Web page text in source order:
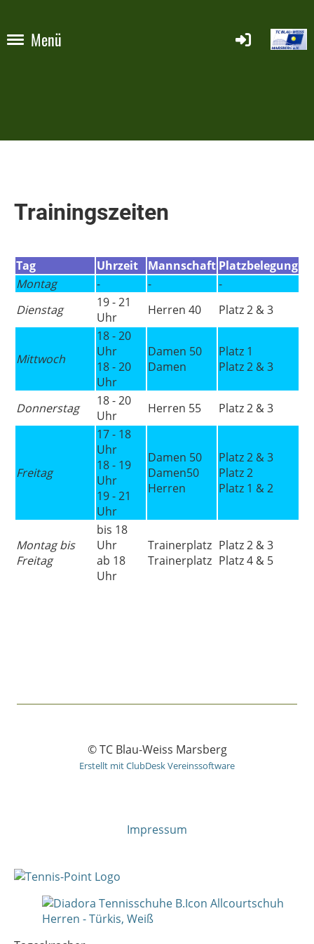
Menü
Trainingszeiten
Tag Uhrzeit Mannschaft Platzbelegung
Montag
- -
-
Dienstag
19 - 21
Uhr
Herren 40 Platz 2 & 3
Mittwoch
18 - 20
Uhr
18 - 20
Uhr
Damen 50
Damen
Platz 1
Platz 2 & 3
Donnerstag
18 - 20
Uhr
Herren 55 Platz 2 & 3
Freitag
17 - 18
Uhr
18 - 19
Uhr
19 - 21
Uhr
Damen 50
Damen50
Herren
Platz 2 & 3
Platz 2
Platz 1 & 2
Montag bis
Freitag
bis 18
Uhr
ab 18
Uhr
Trainerplatz
Trainerplatz
Platz 2 & 3
Platz 4 & 5
© TC Blau-Weiss Marsberg
Erstellt mit ClubDesk Vereinssoftware
Impressum